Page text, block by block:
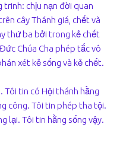
trinh: chịu nạn đời quan
cây Thánh giá, chết và
thứ ba bởi trong kẻ chết
Chúa Cha phép tắc vô
xét kẻ sống và kẻ chết.
Tôi tin có Hội thánh hằng
công. Tôi tin phép tha tội.
lại. Tôi tin hằng sống vậy.